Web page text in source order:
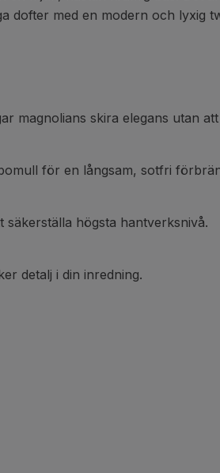
dofter med en modern och lyxig
magnolians skira elegans utan
för en långsam, sotfri
högsta hantverksnivå.
detalj i din inredning.